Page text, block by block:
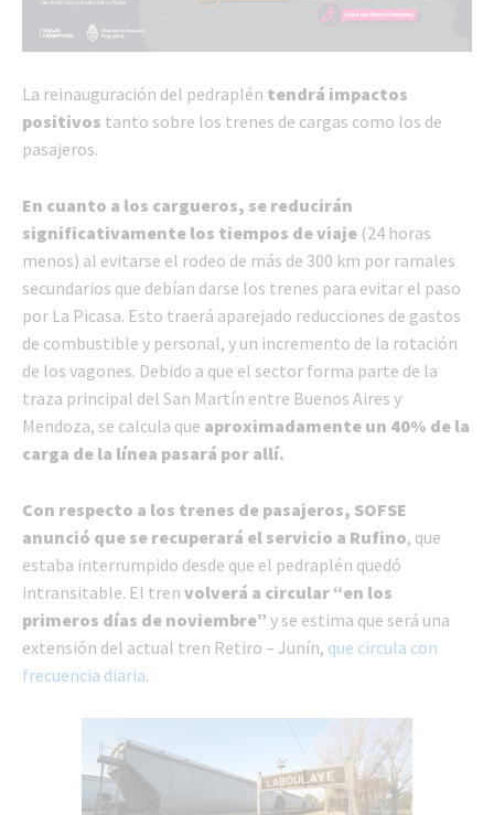
La reinauguración del pedraplén tendrá impactos
positivos tanto sobre los trenes de cargas como los de
pasajeros.
En cuanto a los cargueros, se reducirán
significativamente los tiempos de viaje (24 horas
menos) al evitarse el rodeo de más de 300 km por ramales
secundarios que debían darse los trenes para evitar el paso
por La Picasa. Esto traerá aparejado reducciones de gastos
de combustible y personal, y un incremento de la rotación
de los vagones. Debido a que el sector forma parte de la
traza principal del San Martín entre Buenos Aires y
Mendoza, se calcula que aproximadamente un 40% de la
carga de la línea pasará por allí.
Con respecto a los trenes de pasajeros, SOFSE
anunció que se recuperará el servicio a Rufino, que
estaba interrumpido desde que el pedraplén quedó
intransitable. El tren volverá a circular “en los
primeros días de noviembre” y se estima que será una
extensión del actual tren Retiro – Junín, que circula con
frecuencia diaria.